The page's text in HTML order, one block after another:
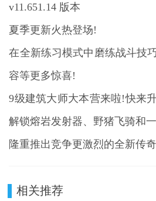
v11.651.14 版本
夏季更新火热登场!
在全新练习模式中磨练战斗技
容等更多惊喜!
9级建筑大师大本营来啦!快来
解锁熔岩发射器、野猪飞骑和
隆重推出竞争更激烈的全新传
相关推荐